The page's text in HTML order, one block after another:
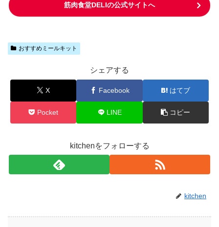
筋肉食堂DELIの公式サイトへ
おすすめミールキット
シェアする
X Facebook はてブ
Pocket LINE コピー
kitchenをフォローする
kitchen